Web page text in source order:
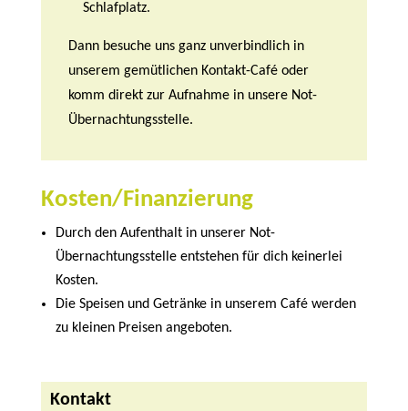
Schlafplatz.
Dann besuche uns ganz unverbindlich in
unserem gemütlichen Kontakt-Café oder
komm direkt zur Aufnahme in unsere Not-
Übernachtungsstelle.
Kosten/Finanzierung
Durch den Aufenthalt in unserer Not-
Übernachtungsstelle entstehen für dich keinerlei
Kosten.
Die Speisen und Getränke in unserem Café werden
zu kleinen Preisen angeboten.
Kontakt